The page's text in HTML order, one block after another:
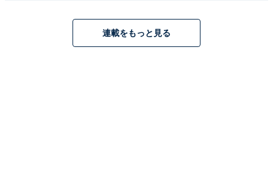
連載をもっと見る